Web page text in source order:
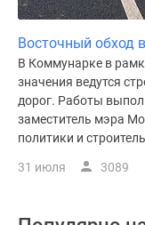
Восточный обход
В Коммунарке в
значения ведутся
дорог. Работы
заместитель мэра
политики и
31 июля 3089